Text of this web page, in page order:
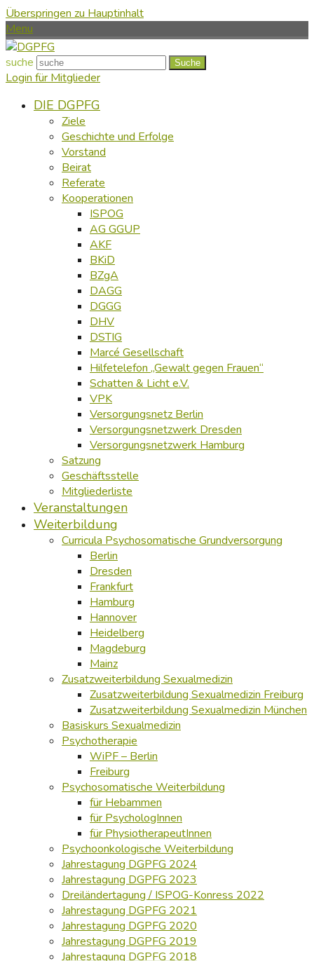
Überspringen zu Hauptinhalt
Menu
suche Suche
Login für Mitglieder
DIE DGPFG
Ziele
Geschichte und Erfolge
Vorstand
Beirat
Referate
Kooperationen
ISPOG
AG GGUP
AKF
BKiD
BZgA
DAGG
DGGG
DHV
DSTIG
Marcé Gesellschaft
Hilfetelefon „Gewalt gegen Frauen“
Schatten & Licht e.V.
VPK
Versorgungsnetz Berlin
Versorgungsnetzwerk Dresden
Versorgungsnetzwerk Hamburg
Satzung
Geschäftsstelle
Mitgliederliste
Veranstaltungen
Weiterbildung
Curricula Psychosomatische Grundversorgung
Berlin
Dresden
Frankfurt
Hamburg
Hannover
Heidelberg
Magdeburg
Mainz
Zusatzweiterbildung Sexualmedizin
Zusatzweiterbildung Sexualmedizin Freiburg
Zusatzweiterbildung Sexualmedizin München
Basiskurs Sexualmedizin
Psychotherapie
WiPF – Berlin
Freiburg
Psychosomatische Weiterbildung
für Hebammen
für PsychologInnen
für PhysiotherapeutInnen
Psychoonkologische Weiterbildung
Jahrestagung DGPFG 2024
Jahrestagung DGPFG 2023
Dreiländertagung / ISPOG-Konress 2022
Jahrestagung DGPFG 2021
Jahrestagung DGPFG 2020
Jahrestagung DGPFG 2019
Jahrestagung DGPFG 2018